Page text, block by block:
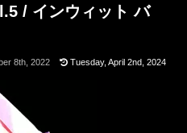
/ インウィット バ
8th, 2022 Tuesday, April 2nd, 2024